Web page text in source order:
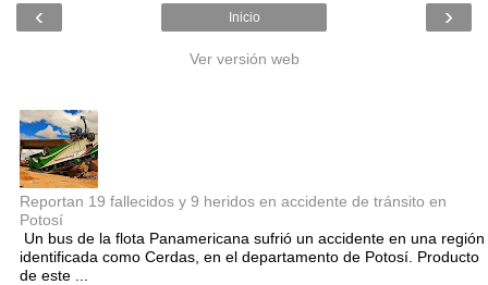
‹ ›
Inicio
Ver versión web
Reportan 19 fallecidos y 9 heridos en accidente de tránsito en
Potosí
Un bus de la flota Panamericana sufrió un accidente en una región
identificada como Cerdas, en el departamento de Potosí. Producto
de este ...